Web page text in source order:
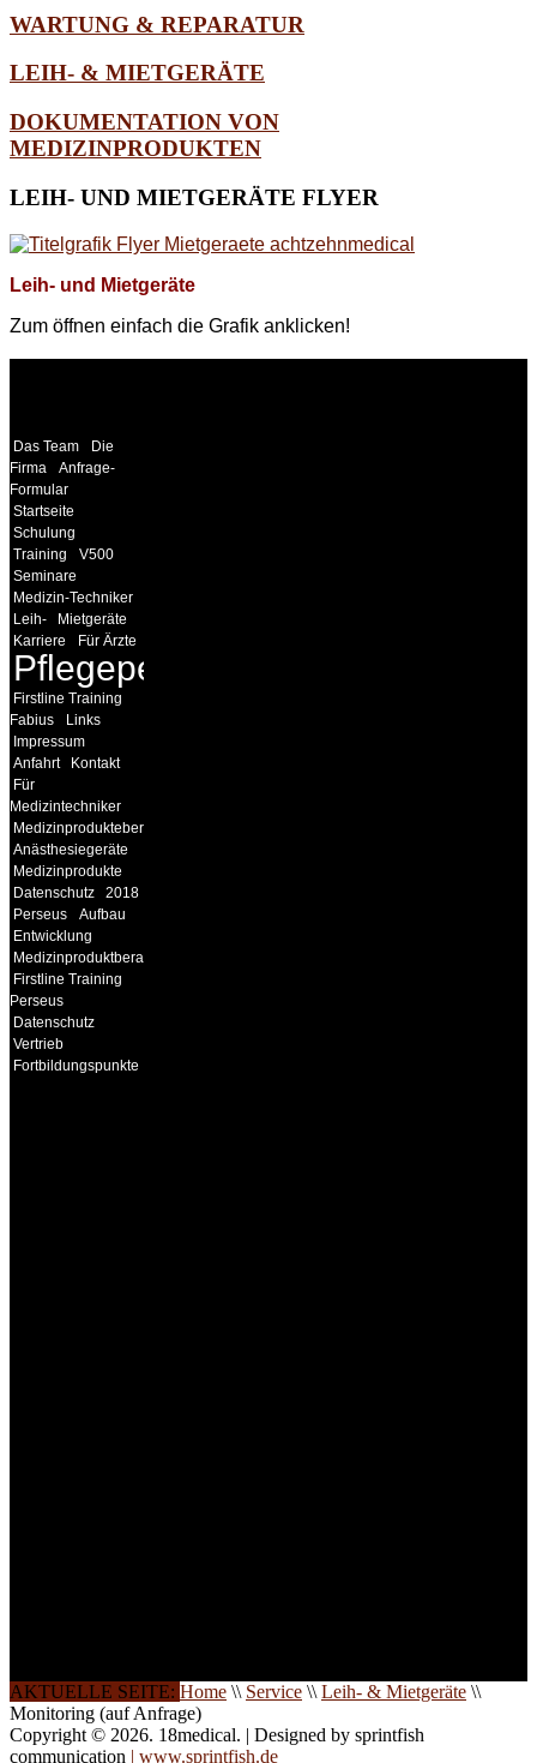
WARTUNG & REPARATUR
LEIH- & MIETGERÄTE
DOKUMENTATION VON
MEDIZINPRODUKTEN
LEIH- UND MIETGERÄTE FLYER
Leih- und Mietgeräte
Zum öffnen einfach die Grafik anklicken!
Das Team
Die
Firma
Anfrage-
Formular
Startseite
Schulung
Training
V500
Seminare
Medizin-Techniker
Leih-
Mietgeräte
Karriere
Für Ärzte
Pflegepersonal
Firstline Training
Fabius
Links
Impressum
Anfahrt
Kontakt
Für
Medizintechniker
Medizinprodukteberater
Anästhesiegeräte
Medizinprodukte
Datenschutz
2018
Perseus
Aufbau
Entwicklung
Medizinproduktberater
Firstline Training
Perseus
Datenschutz
Vertrieb
Fortbildungspunkte
AKTUELLE SEITE: Home \\ Service \\ Leih- & Mietgeräte \\
Monitoring (auf Anfrage)
Copyright © 2026. 18medical. | Designed by sprintfish
communication | www.sprintfish.de